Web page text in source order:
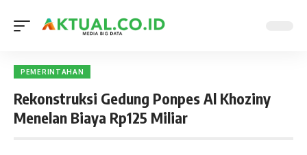
PEMERINTAHAN
Rekonstruksi Gedung Ponpes Al Khoziny
Menelan Biaya Rp125 Miliar